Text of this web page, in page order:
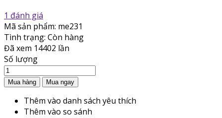
1 đánh giá
Mã sản phẩm: me231
Tình trạng: Còn hàng
Đã xem 14402 lần
Số lượng
Thêm vào danh sách yêu thích
Thêm vào so sánh